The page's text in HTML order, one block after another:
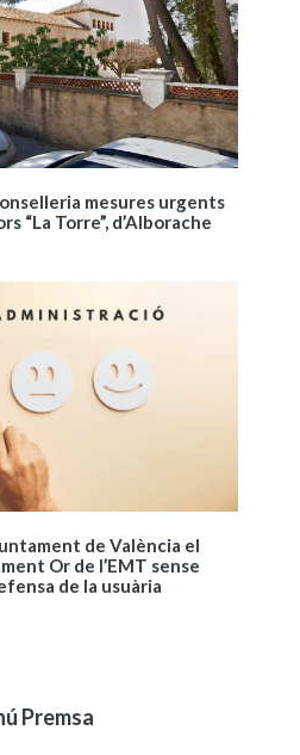
mesures urgents
“La Torre”, d’Alborache
de València el
Or de l’EMT sense
de la usuària
Premsa